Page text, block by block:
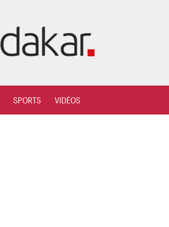
SPORTS VIDÉOS